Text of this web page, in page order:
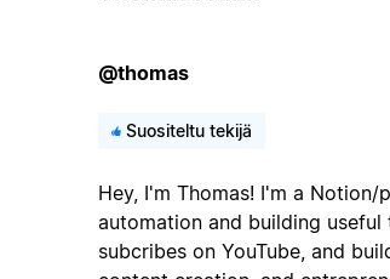
@thomas
Suositeltu tekijä
Hey, I'm Thomas! I'm a
automation and building
subcribes on YouTube, and